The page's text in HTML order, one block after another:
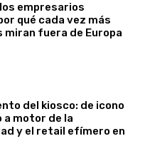
los empresarios
qué cada vez más
miran fuera de Europa
del kiosco: de icono
motor de la
y el retail efímero en